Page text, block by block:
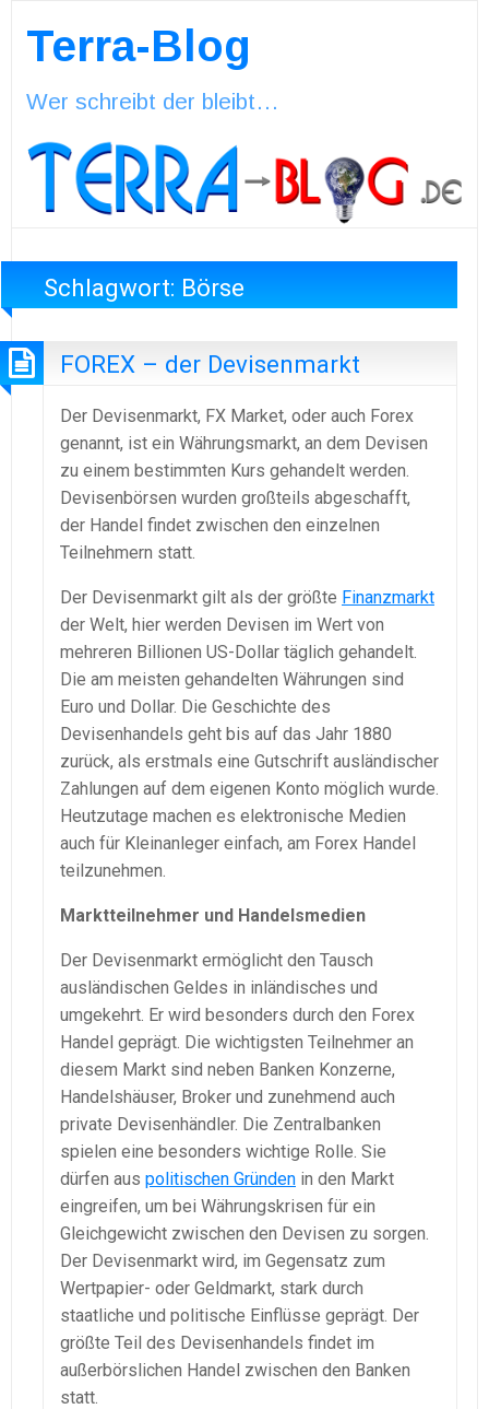
Terra-Blog
Wer schreibt der bleibt…
Schlagwort: Börse
FOREX – der Devisenmarkt
Der Devisenmarkt, FX Market, oder auch Forex
genannt, ist ein Währungsmarkt, an dem Devisen
zu einem bestimmten Kurs gehandelt werden.
Devisenbörsen wurden großteils abgeschafft,
der Handel findet zwischen den einzelnen
Teilnehmern statt.
Der Devisenmarkt gilt als der größte Finanzmarkt
der Welt, hier werden Devisen im Wert von
mehreren Billionen US-Dollar täglich gehandelt.
Die am meisten gehandelten Währungen sind
Euro und Dollar. Die Geschichte des
Devisenhandels geht bis auf das Jahr 1880
zurück, als erstmals eine Gutschrift ausländischer
Zahlungen auf dem eigenen Konto möglich wurde.
Heutzutage machen es elektronische Medien
auch für Kleinanleger einfach, am Forex Handel
teilzunehmen.
Marktteilnehmer und Handelsmedien
Der Devisenmarkt ermöglicht den Tausch
ausländischen Geldes in inländisches und
umgekehrt. Er wird besonders durch den Forex
Handel geprägt. Die wichtigsten Teilnehmer an
diesem Markt sind neben Banken Konzerne,
Handelshäuser, Broker und zunehmend auch
private Devisenhändler. Die Zentralbanken
spielen eine besonders wichtige Rolle. Sie
dürfen aus politischen Gründen in den Markt
eingreifen, um bei Währungskrisen für ein
Gleichgewicht zwischen den Devisen zu sorgen.
Der Devisenmarkt wird, im Gegensatz zum
Wertpapier- oder Geldmarkt, stark durch
staatliche und politische Einflüsse geprägt. Der
größte Teil des Devisenhandels findet im
außerbörslichen Handel zwischen den Banken
statt.